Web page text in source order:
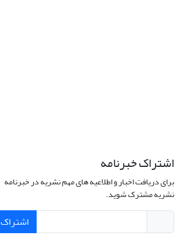
اشتراک خبرنامه
برای دریافت اخبار و اطلاعیه های مهم نشریه در خبرنامه
نشریه مشترک شوید.
اشتراک